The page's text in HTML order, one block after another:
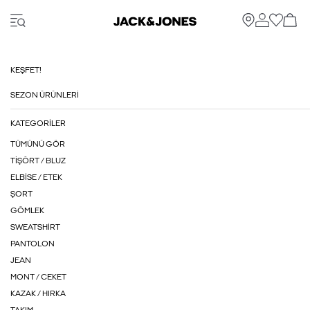
KEŞFET!
SEZON ÜRÜNLERI
KATEGORILER
TÜMÜNÜ GÖR
TIŞÖRT / BLUZ
ELBISE / ETEK
ŞORT
GÖMLEK
SWEATSHIRT
PANTOLON
JEAN
MONT / CEKET
KAZAK / HIRKA